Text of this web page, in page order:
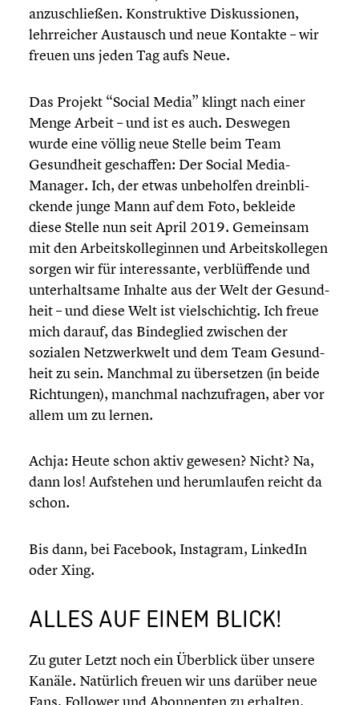
anzuschlie­ßen. Konstruk­tive Diskus­sio­nen,
lehrrei­cher Austausch und neue Kontakte – wir
freuen uns jeden Tag aufs Neue.
Das Projekt “Social Media” klingt nach einer
Menge Arbeit – und ist es auch. Deswegen
wurde eine völlig neue Stelle beim Team
Gesund­heit geschaf­fen: Der Social Media-
Manager. Ich, der etwas unbehol­fen drein­bli­
ckende junge Mann auf dem Foto, bekleide
diese Stelle nun seit April 2019. Gemeinsam
mit den Arbeits­kol­le­gin­nen und Arbeits­kol­le­gen
sorgen wir für inter­es­sante, verblüf­fende und
unter­halt­same Inhalte aus der Welt der Gesund­
heit – und diese Welt ist vielschich­tig. Ich freue
mich darauf, das Binde­glied zwischen der
sozialen Netzwerk­welt und dem Team Gesund­
heit zu sein. Manchmal zu überset­zen (in beide
Richtun­gen), manchmal nachzu­fra­gen, aber vor
allem um zu lernen.
Achja: Heute schon aktiv gewesen? Nicht? Na,
dann los! Aufstehen und herum­lau­fen reicht da
schon.
Bis dann, bei Facebook, Instagram, LinkedIn
oder Xing.
ALLES AUF EINEM BLICK!
Zu guter Letzt noch ein Überblick über unsere
Kanäle. Natürlich freuen wir uns darüber neue
Fans, Follower und Abonnen­ten zu erhalten.